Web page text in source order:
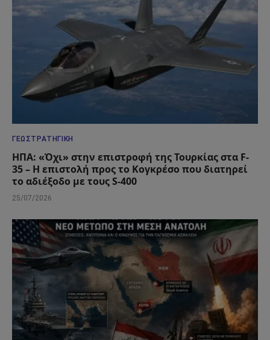
ΓΕΩΣΤΡΑΤΗΓΙΚΉ
ΗΠΑ: «Όχι» στην επιστροφή της Τουρκίας στα F-
35 – Η επιστολή προς το Κογκρέσο που διατηρεί
το αδιέξοδο με τους S-400
25/07/2026